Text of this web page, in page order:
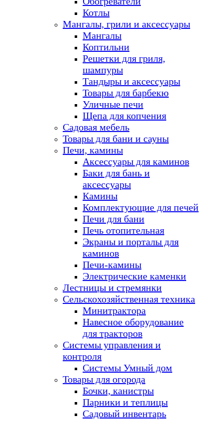
Котлы
Мангалы, грили и аксессуары
Мангалы
Коптильни
Решетки для гриля,
шампуры
Тандыры и аксессуары
Товары для барбекю
Уличные печи
Щепа для копчения
Садовая мебель
Товары для бани и сауны
Печи, камины
Аксессуары для каминов
Баки для бань и
аксессуары
Камины
Комплектующие для печей
Печи для бани
Печь отопительная
Экраны и порталы для
каминов
Печи-камины
Электрические каменки
Лестницы и стремянки
Сельскохозяйственная техника
Минитрактора
Навесное оборудование
для тракторов
Системы управления и
контроля
Системы Умный дом
Товары для огорода
Бочки, канистры
Парники и теплицы
Садовый инвентарь